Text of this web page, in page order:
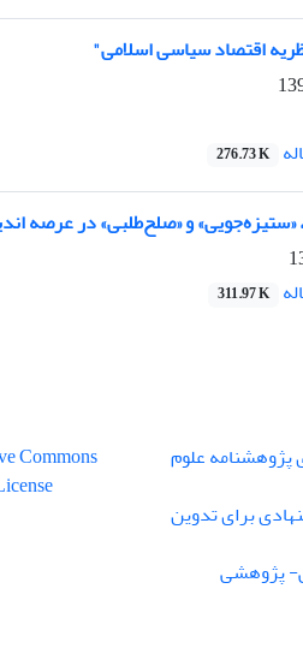
اقتصاد سیاسی اسلامی"
276.73 K
«ستیزه‌جویی» و «صلح‌طلبی» در عرصه
311.97 K
پژوهشنامه علوم
برای تدوین
پژوهشی
Commons